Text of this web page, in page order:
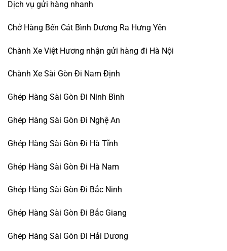
Dịch vụ gửi hàng nhanh
Chở Hàng Bến Cát Bình Dương Ra Hưng Yên
Chành Xe Việt Hương nhận gửi hàng đi Hà Nội
Chành Xe Sài Gòn Đi Nam Định
Ghép Hàng Sài Gòn Đi Ninh Bình
Ghép Hàng Sài Gòn Đi Nghệ An
Ghép Hàng Sài Gòn Đi Hà Tĩnh
Ghép Hàng Sài Gòn Đi Hà Nam
Ghép Hàng Sài Gòn Đi Bắc Ninh
Ghép Hàng Sài Gòn Đi Bắc Giang
Ghép Hàng Sài Gòn Đi Hải Dương